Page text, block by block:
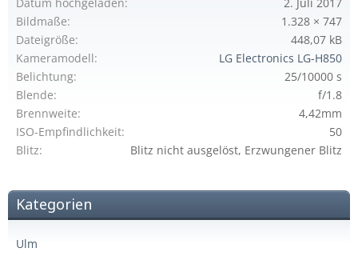
Bildmaße
1.328 × 747
Dateigröße
448,07 kB
Kameramodell
LG Electronics LG-H850
Belichtung
25/10000 s
Blende
f/1.8
Brennweite
4,42mm
ISO-Empfindlichkeit
50
Blitz
Blitz nicht ausgelöst, Erzwungener Blitz
Kategorien
Ulm